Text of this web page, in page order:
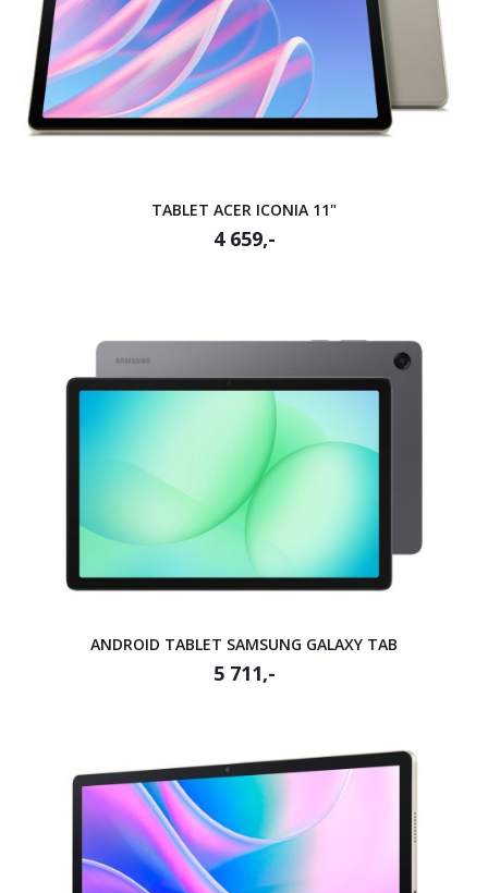
TABLET ACER ICONIA 11"
4 659,-
ANDROID TABLET SAMSUNG GALAXY TAB
5 711,-